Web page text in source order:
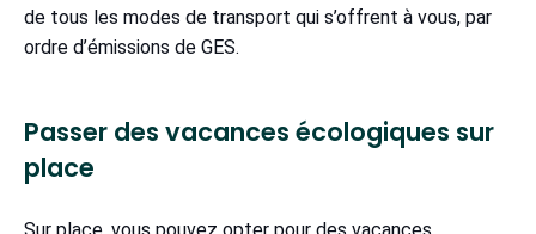
de tous les modes de transport qui s’offrent à vous, par
ordre d’émissions de GES.
Passer des vacances écologiques sur
place